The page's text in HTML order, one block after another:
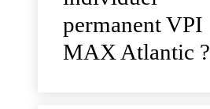
permanent VPI
MAX Atlantic ?